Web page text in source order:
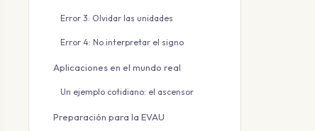
Error 3: Olvidar las unidades
Error 4: No interpretar el signo
Aplicaciones en el mundo real
Un ejemplo cotidiano: el ascensor
Preparación para la EVAU